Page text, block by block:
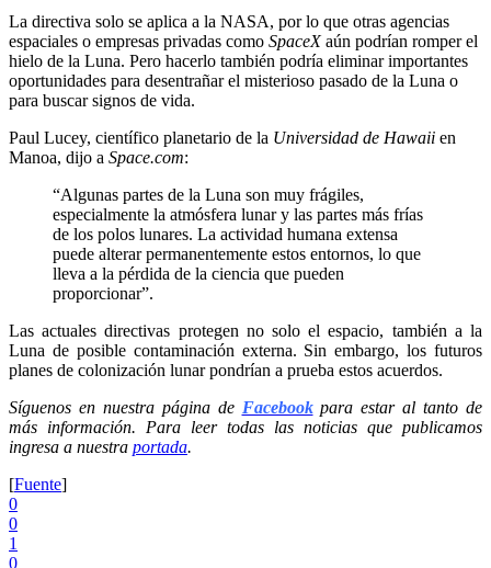
La directiva solo se aplica a la NASA, por lo que otras agencias
espaciales o empresas privadas como SpaceXaún podrían romper el
hielo de la Luna. Pero hacerlo también podría eliminar importantes
oportunidades para desentrañar el misterioso pasado de la Luna o
para buscar signos de vida.
Paul Lucey, científico planetario de la Universidad de Hawaii en
Manoa, dijo a Space.com:
“Algunas partes de la Luna son muy frágiles,
especialmente la atmósfera lunar y las partes más frías
de los polos lunares. La actividad humana extensa
puede alterar permanentemente estos entornos, lo que
lleva a la pérdida de la ciencia que pueden
proporcionar”.
Las actuales directivas protegen no solo el espacio, también a la
Luna de posible contaminación externa. Sin embargo, los futuros
planes de colonización lunar pondrían a prueba estos acuerdos.
Síguenos en nuestra página de Facebookpara estar al tanto de
más información. Para leer todas las noticias que publicamos
ingresa a nuestra portada.
[Fuente]
0
0
1
0